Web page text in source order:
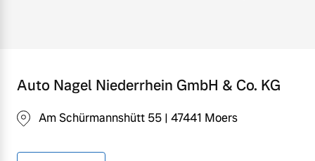
Auto Nagel Niederrhein GmbH & Co. KG
Am Schürmannshütt 55 | 47441 Moers